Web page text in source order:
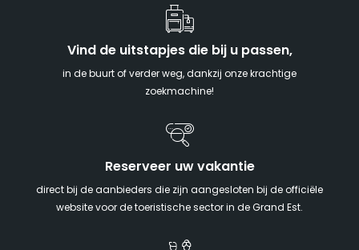
Vind de uitstapjes die bij u passen,
in de buurt of verder weg, dankzij onze krachtige
zoekmachine!
Reserveer uw vakantie
direct bij de aanbieders die zijn aangesloten bij de officiële
website voor de toeristische sector in de Grand Est.